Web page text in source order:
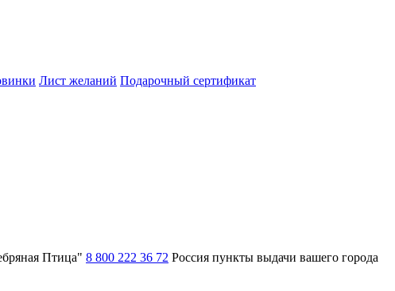
Лист желаний Подарочный сертификат
Птица" 8 800 222 36 72 Россия пункты выдачи вашего города